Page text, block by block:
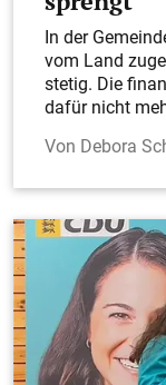
In der
vom Land
stetig. Die
dafür nicht
Debora